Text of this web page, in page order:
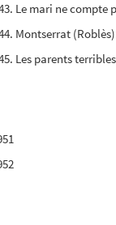
Le mari ne compte
Montserrat (Roblès)
Les parents